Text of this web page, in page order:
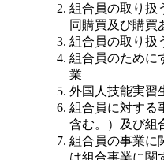
組合員の取り扱
同購買及び購買
組合員の取り扱
組合員のために
業
外国人技能実習
組合員に対する
含む。）及び組
組合員の事業に
は組合事業に関